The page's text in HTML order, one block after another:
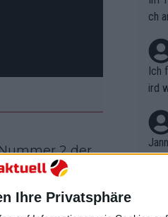
Ihre Privatsphäre
2 der
– eine
mehr als
ch
Ich
ird
r in
em
t,
n